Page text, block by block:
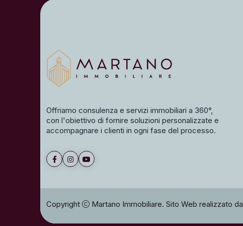
Offriamo consulenza e servizi immobiliari a 360°,
con l'obiettivo di fornire soluzioni personalizzate e
accompagnare i clienti in ogni fase del processo.
Copyright Martano Immobiliare. Sito Web realizzato da